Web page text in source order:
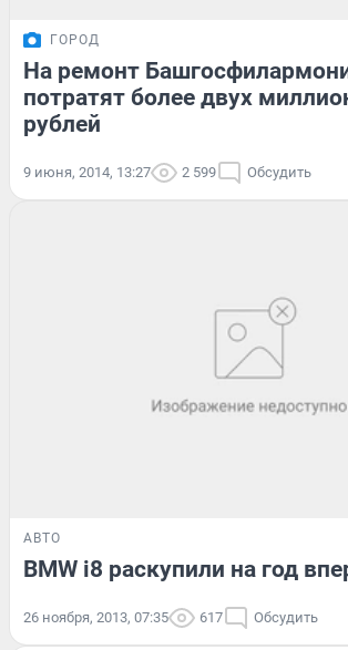
ГОРОД
На ремонт
потратят более двух
рублей
9 июня, 2014, 13:27 2 599 Обсудить
АВТО
BMW i8 раскупили на год
26 ноября, 2013, 07:35 617 Обсудить